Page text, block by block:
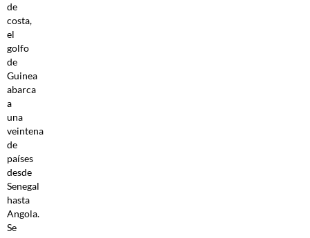
de
costa,
el
golfo
de
Guinea
abarca
a
una
veintena
de
países
desde
Senegal
hasta
Angola.
Se